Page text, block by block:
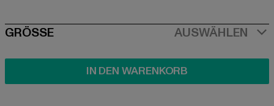
SIZE
GRÖSSE AUSWÄHLEN
IN DEN WARENKORB